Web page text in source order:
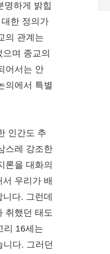
명하게 밝힙
한 정의가
의 관계는
며 종교의
어서는 안
의에서 특별
인간도 추
스레 강조한
론을 대화의
우리가 배
다. 그런데
취했던 태도
리 16세는
니다. 그러던